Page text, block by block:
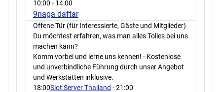
10:00 - 14:00
9naga daftar
Offene Tür (für Interessierte, Gäste und Mitglieder)
Du möchtest erfahren, was man alles Tolles bei uns
machen kann?
Komm vorbei und lerne uns kennen! - Kostenlose
und unverbindliche Führung durch unser Angebot
und Werkstätten inklusive.
18:00Slot Server Thailand - 21:00